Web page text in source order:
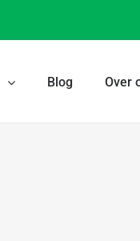
Blog Over